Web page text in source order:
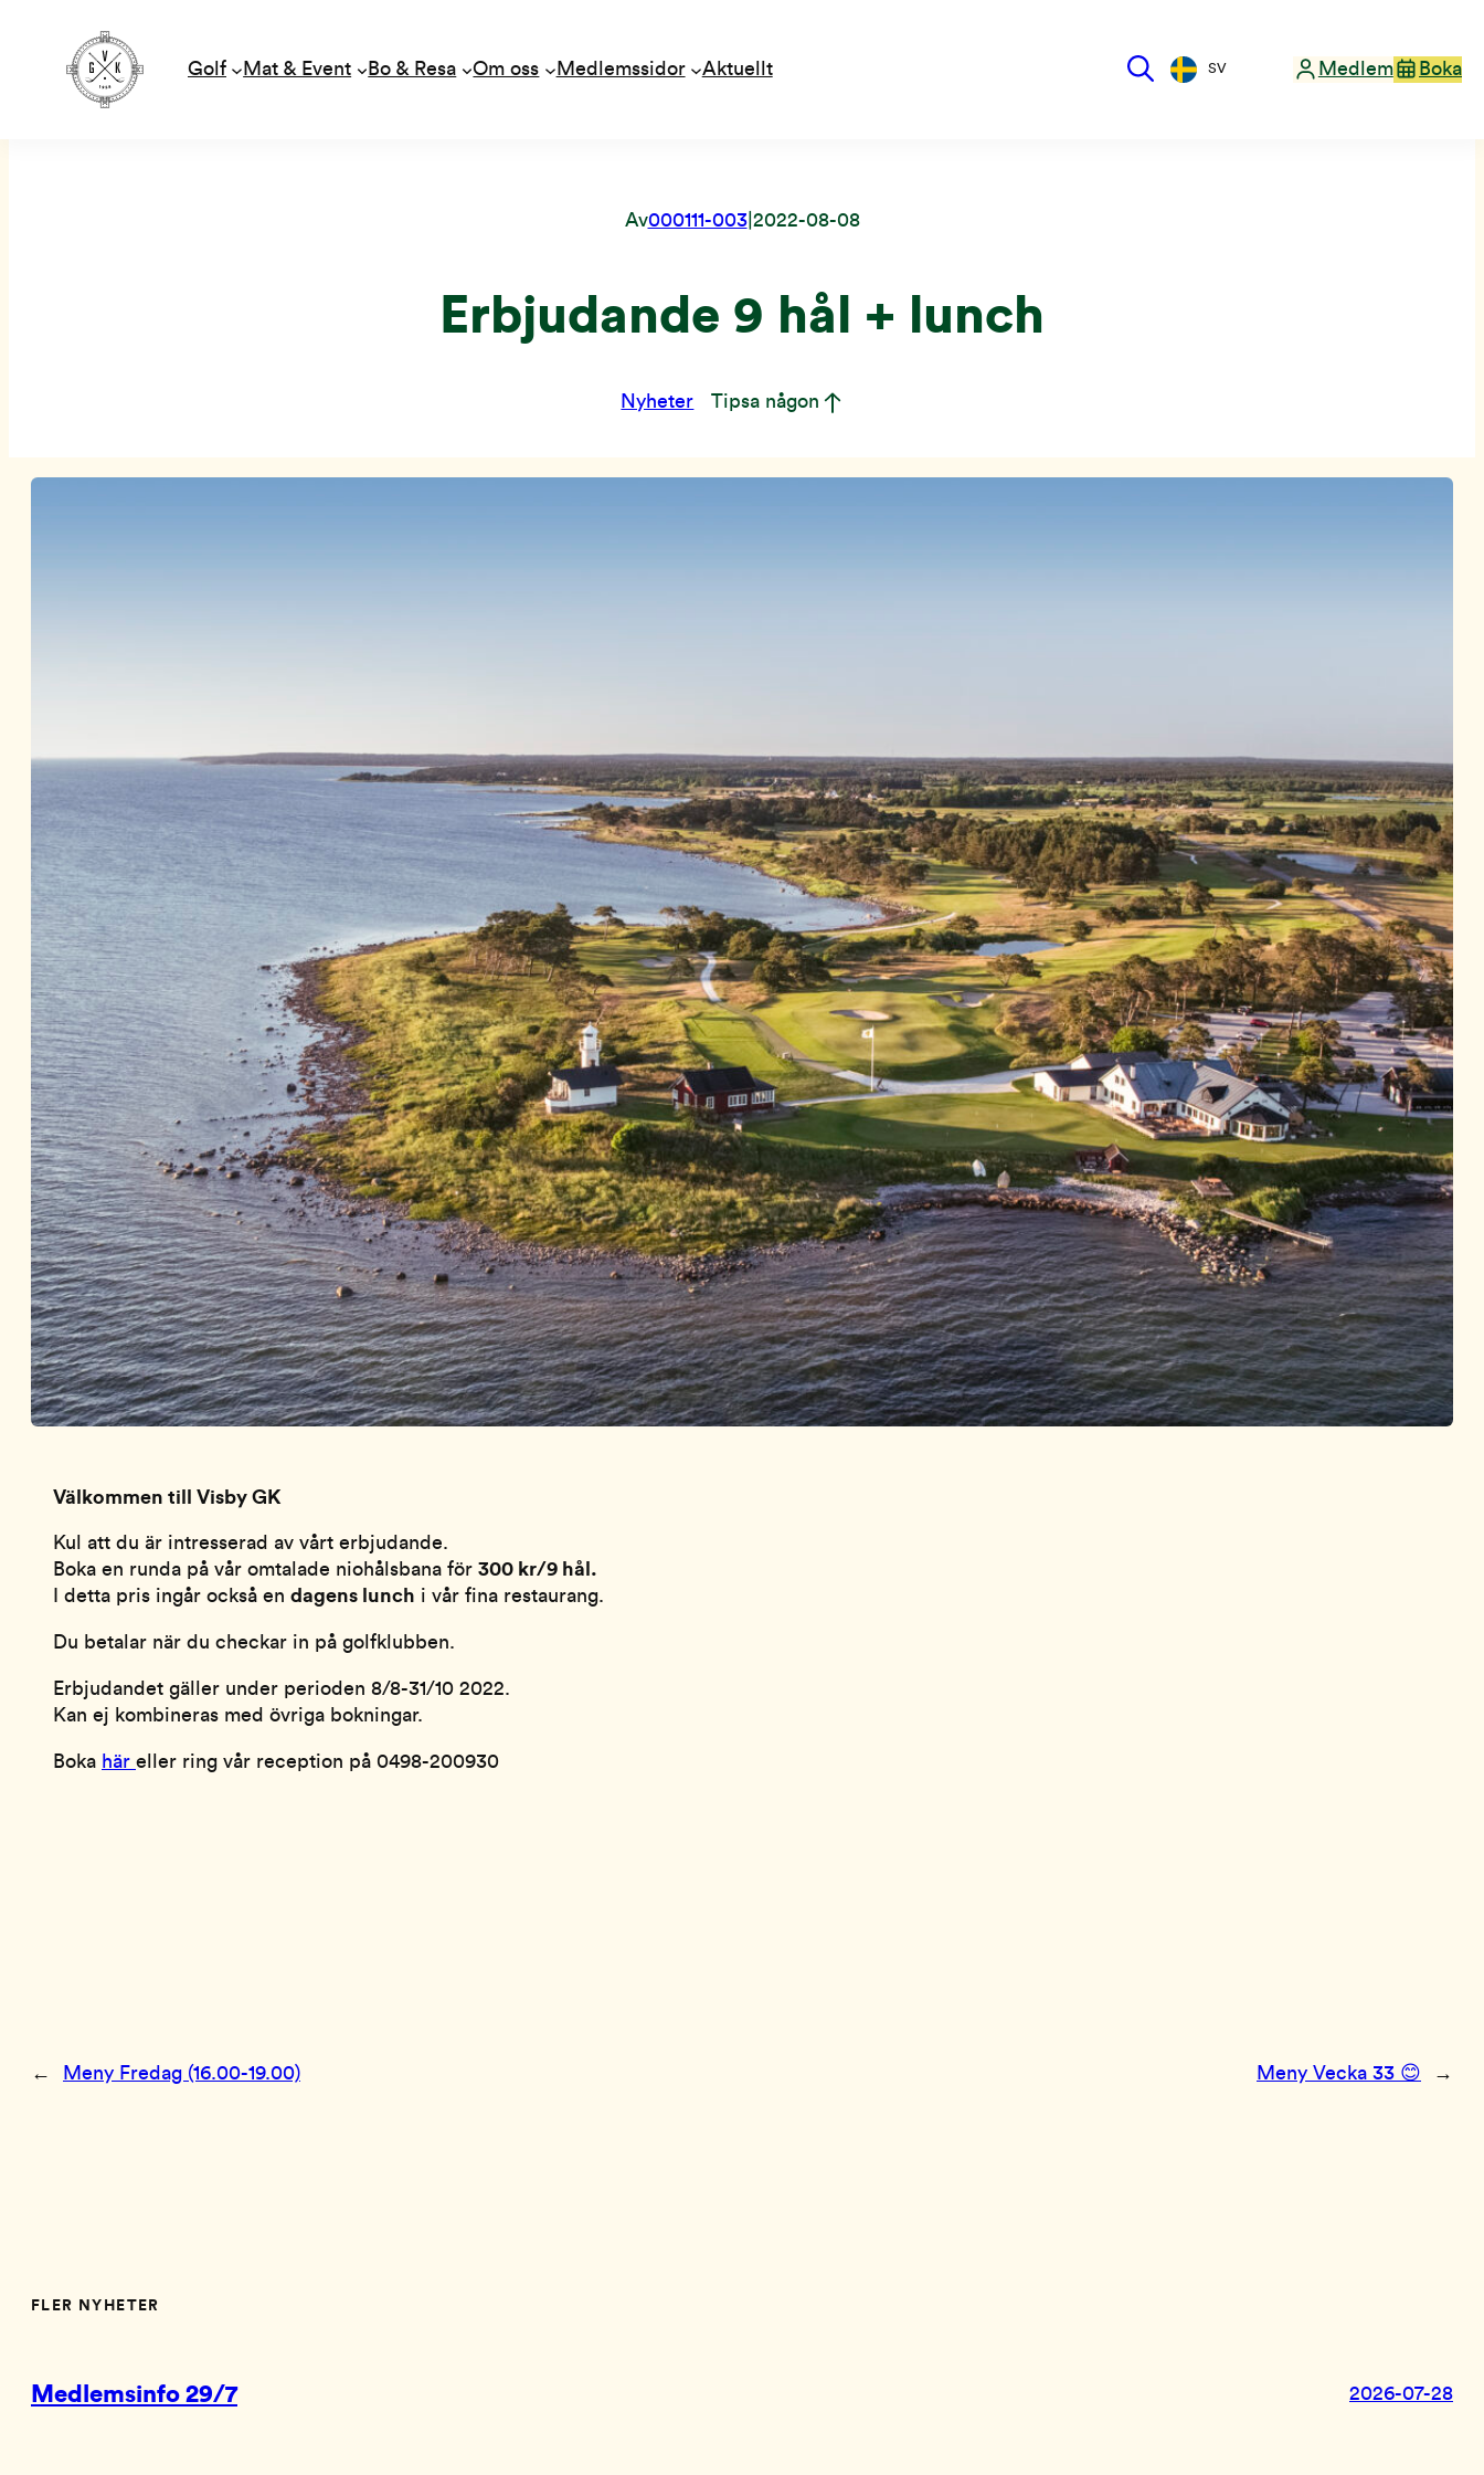
till
Golf Mat & Event Bo & Resa Om oss Medlemssidor Aktuellt SV Medlem Boka
Av000111-003| 2022-08-08
Erbjudande 9 hål + lunch
Nyheter Tipsa någon
Välkommen till Visby GK
Kul att du är intresserad av vårt erbjudande.
Boka en runda på vår omtalade niohålsbana för 300 kr/9 hål.
I detta pris ingår också en dagens lunch i vår fina restaurang.
Du betalar när du checkar in på golfklubben.
Erbjudandet gäller under perioden 8/8-31/10 2022.
Kan ej kombineras med övriga bokningar.
Boka här eller ring vår reception på 0498-200930
← Meny Fredag (16.00-19.00) Meny Vecka 33 😊 →
FLER NYHETER
Medlemsinfo 29/7 2026-07-28